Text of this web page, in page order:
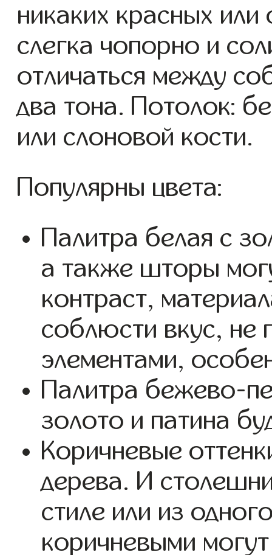
никаких красных
слегка чопорно и
отличаться между
два тона. Потолок:
или слоновой кости.
Популярны цвета:
Палитра белая с
а также шторы
контраст,
соблюсти вкус, не
элементами,
Палитра бежево-
золото и патина
Коричневые
дерева. И
стиле или из
коричневыми